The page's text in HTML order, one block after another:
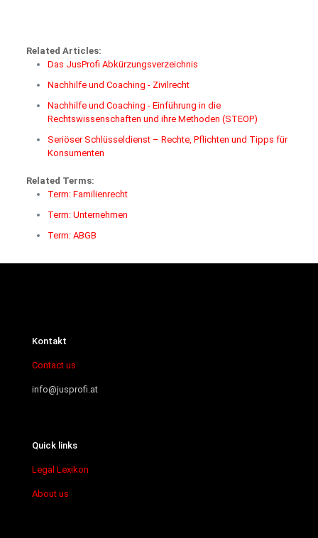
Related Articles:
Das JusProfi Abkürzungsverzeichnis
Nachhilfe und Coaching - Zivilrecht
Nachhilfe und Coaching - Einführung in die
Rechtswissenschaften und ihre Methoden (STEOP)
Seriöser Schlüsseldienst – Rechte, Pflichten und Tipps für
Konsumenten
Related Terms:
Term: Familienrecht
Term: Unternehmen
Term: ABGB
Kontakt
Contact us
info@jusprofi.at
Quick links
Legal Lexikon
About us